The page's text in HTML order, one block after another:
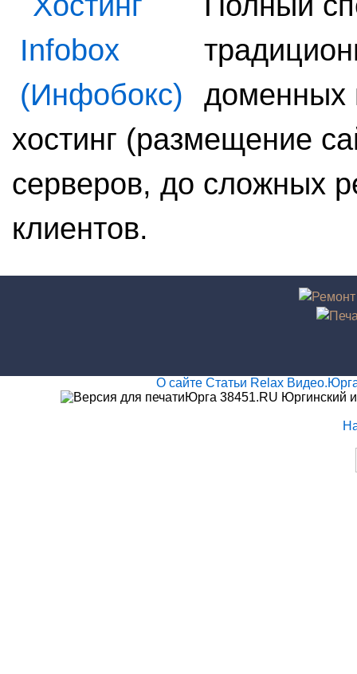
доменных
хостинг (размещение
серверов, до сложных
клиентов.
О сайте Статьи Relax
Юрга 38451.RU Юргинский